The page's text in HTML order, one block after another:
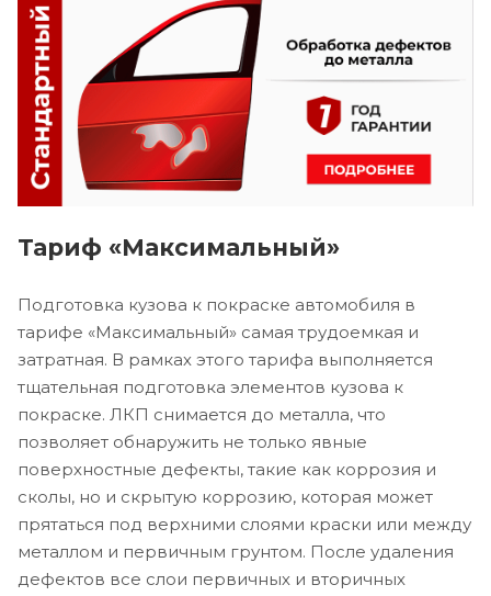
Тариф «Максимальный»
Подготовка кузова к покраске автомобиля в
тарифе «Максимальный» самая трудоемкая и
затратная. В рамках этого тарифа выполняется
тщательная подготовка элементов кузова к
покраске. ЛКП снимается до металла, что
позволяет обнаружить не только явные
поверхностные дефекты, такие как коррозия и
сколы, но и скрытую коррозию, которая может
прятаться под верхними слоями краски или между
металлом и первичным грунтом. После удаления
дефектов все слои первичных и вторичных